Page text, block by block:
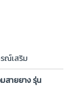
ณ์เสริม
สายยาง รุ่น